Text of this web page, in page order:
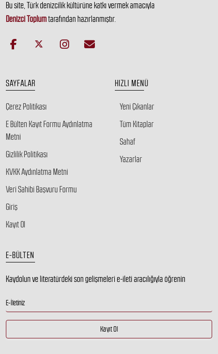
Bu site, Türk denizcilik kültürüne katkı vermek amacıyla
Denizci Toplumtarafından hazırlanmıştır.
SAYFALAR
Çerez Politikası
E Bülten Kayıt Formu Aydınlatma
Metni
Gizlilik Politikası
KVKK Aydınlatma Metni
Veri Sahibi Başvuru Formu
Giriş
Kayıt Ol
HIZLI MENÜ
Yeni Çıkanlar
Tüm Kitaplar
Sahaf
Yazarlar
E-BÜLTEN
Kaydolun ve literatürdeki son gelişmeleri e-ileti aracılığıyla öğrenin